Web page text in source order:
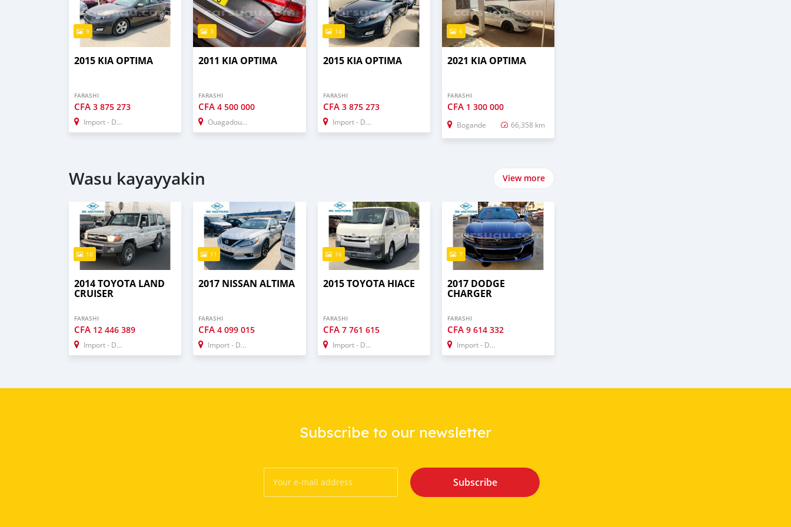
9
2015 KIA OPTIMA
FARASHI
CFA 3 875 273
Import - Dubai
3
2011 KIA OPTIMA
FARASHI
CFA4 500 000
Ouagadougou
14
2015 KIA OPTIMA
FARASHI
CFA 3 875 273
Import - Dubai
6
2021 KIA OPTIMA
FARASHI
CFA 1 300 000
Bogande 66,358 km
Wasu kayayyakin View more
10
2014 TOYOTA LAND
CRUISER
FARASHI
CFA 12 446 389
Import - Dubai
11
2017 NISSAN ALTIMA
FARASHI
CFA4 099 015
Import - Dubai
16
2015 TOYOTA HIACE
FARASHI
CFA 7 761 615
Import - Dubai
7
2017 DODGE
CHARGER
FARASHI
CFA 9 614 332
Import - Dubai
Subscribe to our newsletter
Subscribe